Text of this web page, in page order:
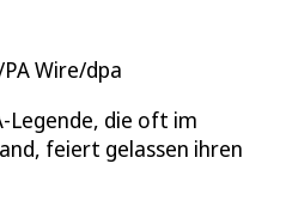
Wire/dpa
Legende, die oft im
feiert gelassen ihren